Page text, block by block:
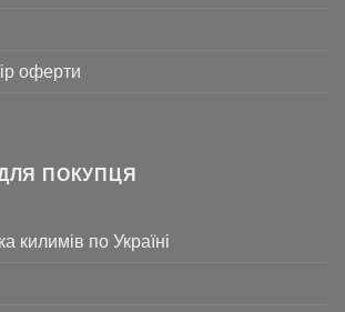
оферти
ПОКУПЦЯ
килимів по Україні